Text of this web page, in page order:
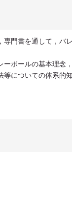
門書を通して，バ
ボールの基本理念
についての体系的